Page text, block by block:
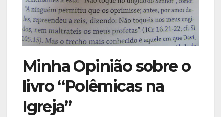
Minha Opinião sobre o
livro “Polêmicas na
Igreja”